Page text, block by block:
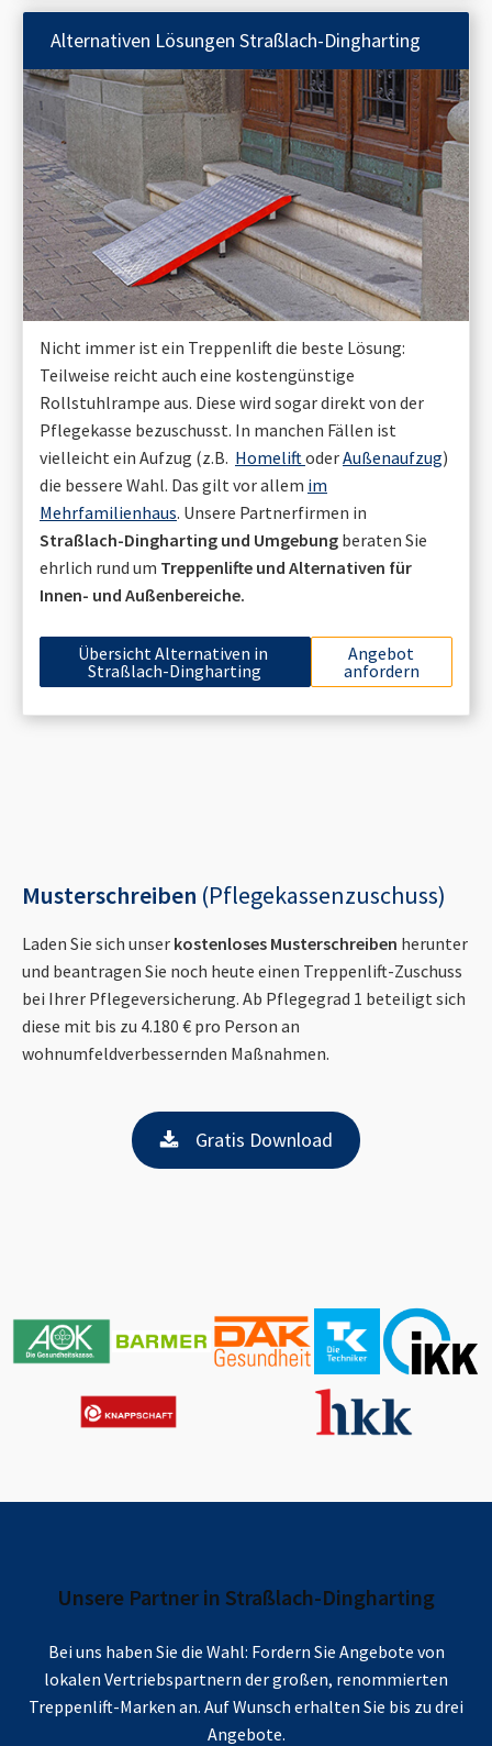
Alternativen Lösungen Straßlach-Dingharting
Nicht immer ist ein Treppenlift die beste Lösung:
Teilweise reicht auch eine kostengünstige
Rollstuhlrampe aus. Diese wird sogar direkt von der
Pflegekasse bezuschusst. In manchen Fällen ist
vielleicht ein Aufzug (z.B. HomeliftoderAußenaufzug)
die bessere Wahl. Das gilt vor allem im
Mehrfamilienhaus. Unsere Partnerfirmen in
Straßlach-Dingharting und Umgebung beraten Sie
ehrlich rund um Treppenlifte und Alternativen für
Innen- und Außenbereiche.
Übersicht Alternativen in
Straßlach-Dingharting
Angebot
anfordern
Musterschreiben (Pflegekassenzuschuss)
Laden Sie sich unser kostenloses Musterschreiben herunter
und beantragen Sie noch heute einen Treppenlift-Zuschuss
bei Ihrer Pflegeversicherung. Ab Pflegegrad 1 beteiligt sich
diese mit bis zu 4.180 € pro Person an
wohnumfeldverbessernden Maßnahmen.
Gratis Download
Unsere Partner in Straßlach-Dingharting
Bei uns haben Sie die Wahl: Fordern Sie Angebote von
lokalen Vertriebspartnern der großen, renommierten
Treppenlift-Marken an. Auf Wunsch erhalten Sie bis zu drei
Angebote.